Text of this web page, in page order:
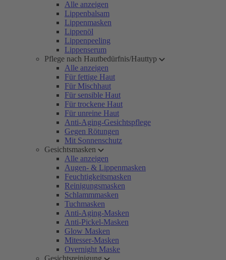
Alle anzeigen
Lippenbalsam
Lippenmasken
Lippenöl
Lippenpeeling
Lippenserum
Pflege nach Hautbedürfnis/Hauttyp
Alle anzeigen
Für fettige Haut
Für Mischhaut
Für sensible Haut
Für trockene Haut
Für unreine Haut
Anti-Aging-Gesichtspflege
Gegen Rötungen
Mit Sonnenschutz
Gesichtsmasken
Alle anzeigen
Augen- & Lippenmasken
Feuchtigkeitsmasken
Reinigungsmasken
Schlammmasken
Tuchmasken
Anti-Aging-Masken
Anti-Pickel-Masken
Glow Masken
Mitesser-Masken
Overnight Maske
Gesichtsreinigung